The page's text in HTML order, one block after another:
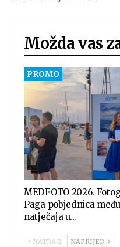
Možda vas
MEDFOTO 2026.
Paga pobjednica
natječaja u…
NATRAG NAPRIJED